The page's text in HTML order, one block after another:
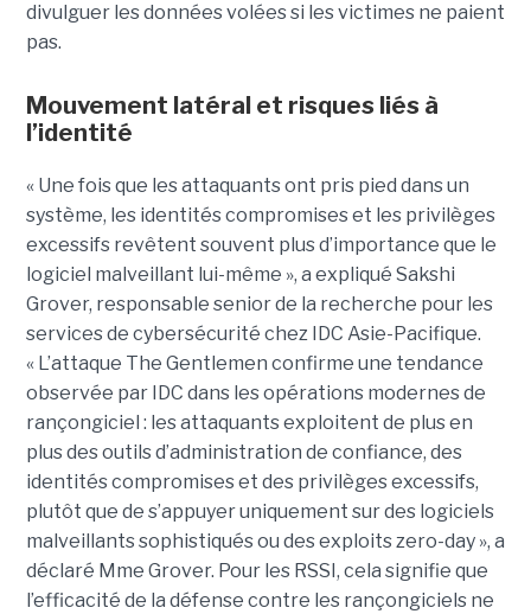
divulguer les données volées si les victimes ne paient
pas.
Mouvement latéral et risques liés à
l’identité
« Une fois que les attaquants ont pris pied dans un
système, les identités compromises et les privilèges
excessifs revêtent souvent plus d’importance que le
logiciel malveillant lui-même », a expliqué Sakshi
Grover, responsable senior de la recherche pour les
services de cybersécurité chez IDC Asie-Pacifique.
« L’attaque The Gentlemen confirme une tendance
observée par IDC dans les opérations modernes de
rançongiciel : les attaquants exploitent de plus en
plus des outils d’administration de confiance, des
identités compromises et des privilèges excessifs,
plutôt que de s’appuyer uniquement sur des logiciels
malveillants sophistiqués ou des exploits zero-day », a
déclaré Mme Grover. Pour les RSSI, cela signifie que
l’efficacité de la défense contre les rançongiciels ne